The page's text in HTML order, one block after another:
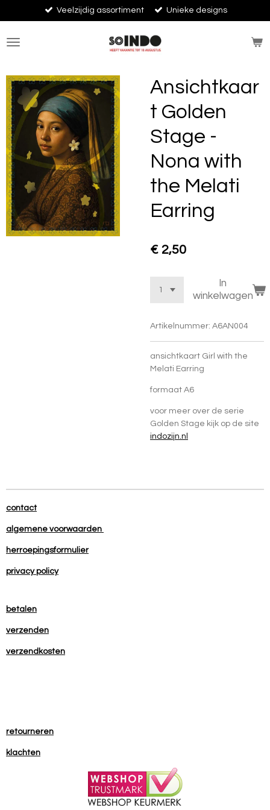
direct
naar
de
Veelzijdig assortiment Unieke designs
Ansichtkaar
t Golden
Stage -
Nona with
the Melati
Earring
€ 2,50
In
winkelwagen
Artikelnummer: A6AN004
ansichtkaart Girl with the
Melati Earring
formaat A6
voor meer over de serie
Golden Stage kijk op de site
indozijn.nl
contact
algemene voorwaarden
herroepingsformulier
privacy policy
betalen
verzenden
verzendkosten
retourneren
klachten